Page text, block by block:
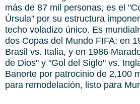
más de 87 mil personas, es el
Úrsula" por su estructura
techo voladizo único. Es
dos Copas del Mundo FIFA: en
Brasil vs. Italia, y en 1986
de Dios" y "Gol del Siglo" vs.
Banorte por patrocinio de 2,100
para remodelación, listo para